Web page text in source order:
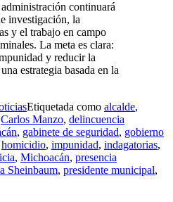
continuará
investigación, la
y el trabajo en campo
La meta es clara:
y reducir la
estrategia basada en la
Etiquetada como alcalde,
Carlos Manzo, delincuencia
, gabinete de seguridad, gobierno
homicidio, impunidad, indagatorias,
, Michoacán, presencia
Sheinbaum, presidente municipal,